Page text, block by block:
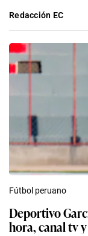
Redacción EC
Fútbol peruano
Deportivo
hora, canal tv